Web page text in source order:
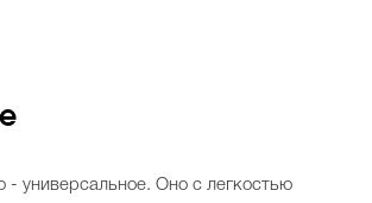
- универсальное. Оно с легкостью